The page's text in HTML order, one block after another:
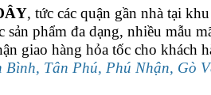
, tức các quận gần nhà tại
phẩm đa dạng, nhiều mẫu
giao hàng hỏa tốc cho khách
Tân Phú, Phú Nhận, Gò